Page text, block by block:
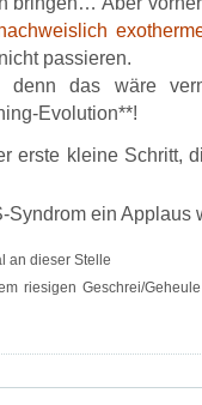
passieren.
denn das wäre
Evolution**!
erste kleine Schritt,
Syndrom ein Applaus
an dieser Stelle
riesigen Geschrei/